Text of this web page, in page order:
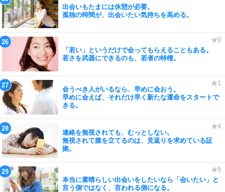
出会いもたまには休憩が必要。
孤独の時間が、出会いたい気持ちを高める。
「若い」というだけで会ってもらえることもある。
若さを武器にできるのも、若者の特権。
会うべき人がいるなら、早めに会おう。
早めに会えば、それだけ早く新たな運命をスタートで
きる。
連絡を無視されても、むっとしない。
無視されて腹を立てるのは、見返りを求めている証
拠。
本当に素晴らしい出会いをしたいなら「会いたい」と
言う側ではなく、言われる側になる。